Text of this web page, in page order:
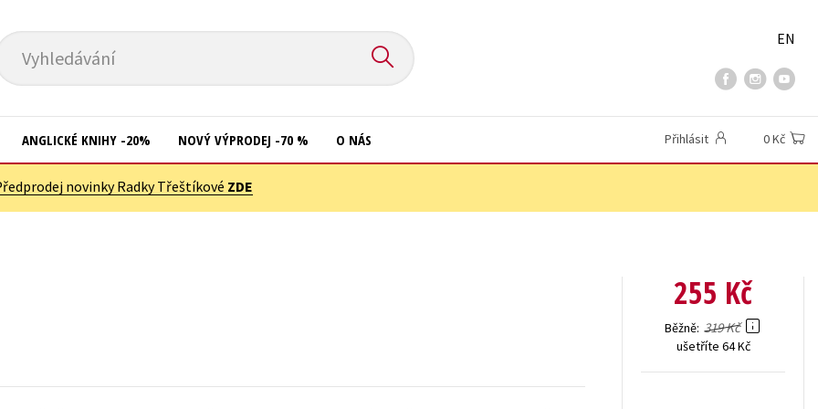
Vyhledávání
EN
ANGLICKÉ KNIHY -20% NOVÝ VÝPRODEJ -70 % O NÁS Přihlásit 0 Kč
novinky Radky Třeštíkové ZDE
255 Kč
Běžně 319 Kč
ušetříte 64 Kč